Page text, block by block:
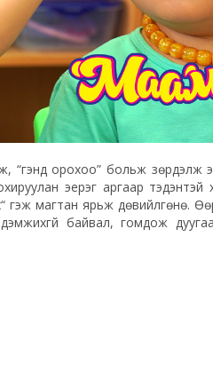
орохоо” больж зөрүүдэлж
эерэг аргаар тэдэнтэй
магтан ярьж дөвийлгөнө.
байвал, гомдож